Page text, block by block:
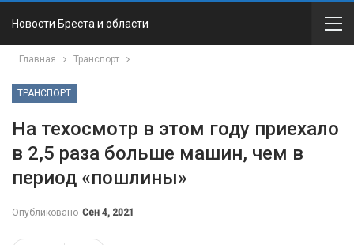
Новости Бреста и области
Главная Транспорт
ТРАНСПОРТ
На техосмотр в этом году приехало
в 2,5 раза больше машин, чем в
период «пошлины»
Опубликовано Сен 4, 2021